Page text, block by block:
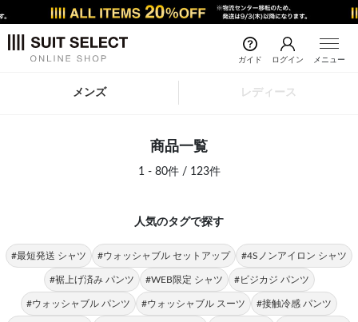
ガイド ログイン メニュー
メンズ レディース
商品一覧
1 - 80件 / 123件
人気のタグで探す
#最短発送 シャツ #ウォッシャブル セットアップ #4Sノンアイロン シャツ
#裾上げ済み パンツ #WEB限定 シャツ #ビジカジ パンツ
#ウォッシャブル パンツ #ウォッシャブル スーツ #接触冷感 パンツ